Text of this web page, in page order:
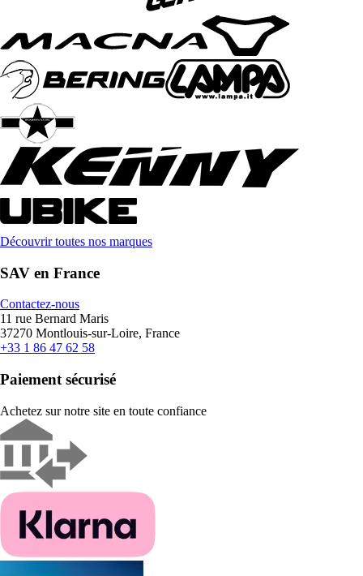
Découvrir toutes nos marques
SAV en France
Contactez-nous
11 rue Bernard Maris
37270 Montlouis-sur-Loire, France
+33 1 86 47 62 58
Paiement sécurisé
Achetez sur notre site en toute confiance